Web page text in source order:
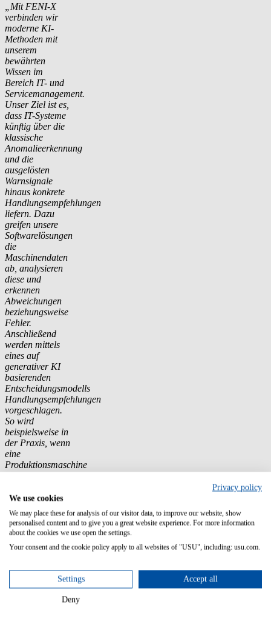
„Mit FENI-X
verbinden wir
moderne KI-
Methoden mit
unserem
bewährten
Wissen im
Bereich IT- und
Servicemanagement.
Unser Ziel ist es,
dass IT-Systeme
künftig über die
klassische
Anomalieerkennung
und die
ausgelösten
Warnsignale
hinaus konkrete
Handlungsempfehlungen
liefern. Dazu
greifen unsere
Softwarelösungen
die
Maschinendaten
ab, analysieren
diese und
erkennen
Abweichungen
beziehungsweise
Fehler.
Anschließend
werden mittels
eines auf
generativer KI
basierenden
Entscheidungsmodells
Handlungsempfehlungen
vorgeschlagen.
So wird
beispielsweise in
der Praxis, wenn
eine
Produktionsmaschine
über das LLM
mit der
Wissensdatenbank
abgeglichen, um
es sich handelt
Handlungsoptionen
bewertet – etwa,
Privacy policy
We use cookies
We may place these for analysis of our visitor data, to improve our website, show
personalised content and to give you a great website experience. For more information
about the cookies we use open the settings.
Your consent and the cookie policy apply to all websites of "USU", including: usu.com.
Settings Accept all
Deny